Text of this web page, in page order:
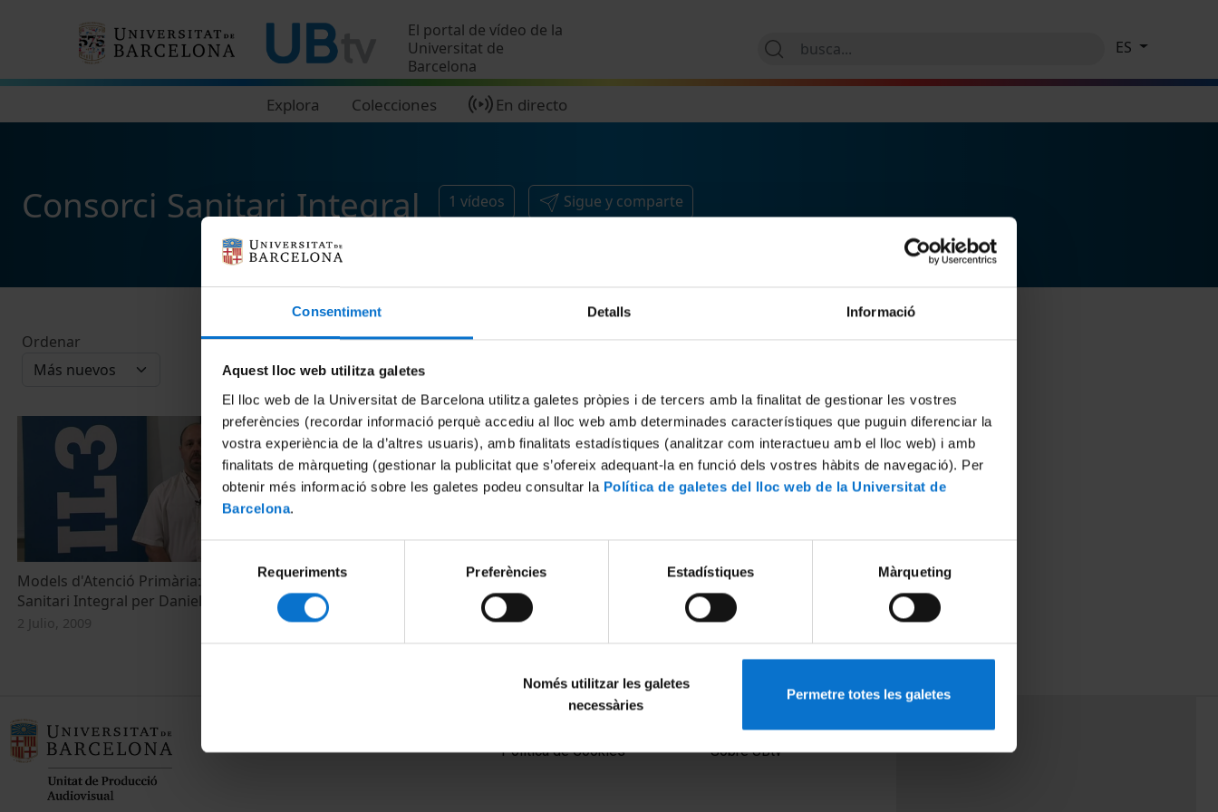
Consentiment Detalls Informació
Aquest lloc web utilitza galetes
El lloc web de la Universitat de Barcelona utilitza galetes pròpies i de tercers amb la finalitat de gestionar les vostres
preferències (recordar informació perquè accediu al lloc web amb determinades característiques que puguin diferenciar la
vostra experiència de la d’altres usuaris), amb finalitats estadístiques (analitzar com interactueu amb el lloc web) i amb
finalitats de màrqueting (gestionar la publicitat que s’ofereix adequant-la en funció dels vostres hàbits de navegació). Per
obtenir més informació sobre les galetes podeu consultar la Política de galetes del lloc web de la Universitat de
Barcelona.
consentiment
Requeriments Preferències Estadístiques Màrqueting
Només utilitzar les galetes
necessàries
Permetre totes les galetes
El portal de vídeo de la
Universitat de
Barcelona
Explora Colecciones En directo
ES
Consorci Sanitari Integral 1 vídeos Sigue y comparte
Ordenar
Models d'Atenció Primària: Consorci
Sanitari Integral per Daniel Rodriguez
2 Julio, 2009
Política de Cookies
Sobre UBtv